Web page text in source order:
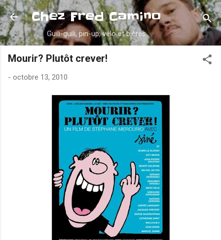
Accéder au contenu principal
Chez Fred Camino
Guili-guili, pin-up, vélo et bières
Mourir? Plutôt crever!
- octobre 13, 2010